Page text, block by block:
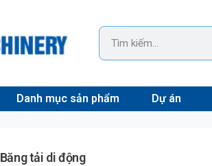
Danh mục sản phẩm Dự án
Băng tải di động